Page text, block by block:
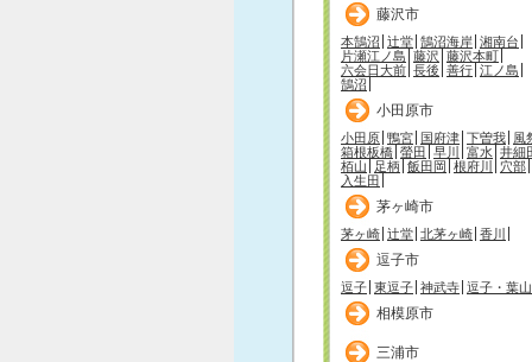
藤沢市
本鵠沼 辻堂 鵠沼海岸 湘南台
片瀬江ノ島 藤沢 藤沢本町
六会日大前 長後 善行 江ノ島
鵠沼
小田原市
小田原 鴨宮 国府津 下曽我 風
箱根板橋 螢田 早川 富水 井細
栢山
足柄 飯田岡 根府川
穴部
入生田
茅ヶ崎市
茅ヶ崎 辻堂 北茅ヶ崎 香川
逗子市
逗子 東逗子 神武寺 逗子・葉山
相模原市
三浦市